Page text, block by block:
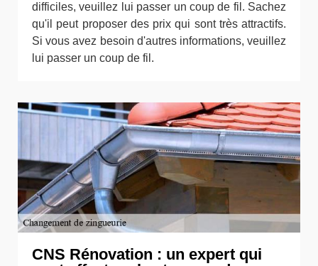
difficiles, veuillez lui passer un coup de fil. Sachez
qu'il peut proposer des prix qui sont très attractifs.
Si vous avez besoin d'autres informations, veuillez
lui passer un coup de fil.
CNS Rénovation : un expert qui